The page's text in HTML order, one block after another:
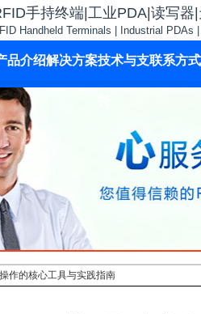
手持终端|工业PDA|读写器
Handheld Terminals | Industrial PDAs
品介绍解决方案技术与支联系方式
作的核心工具与实践指南